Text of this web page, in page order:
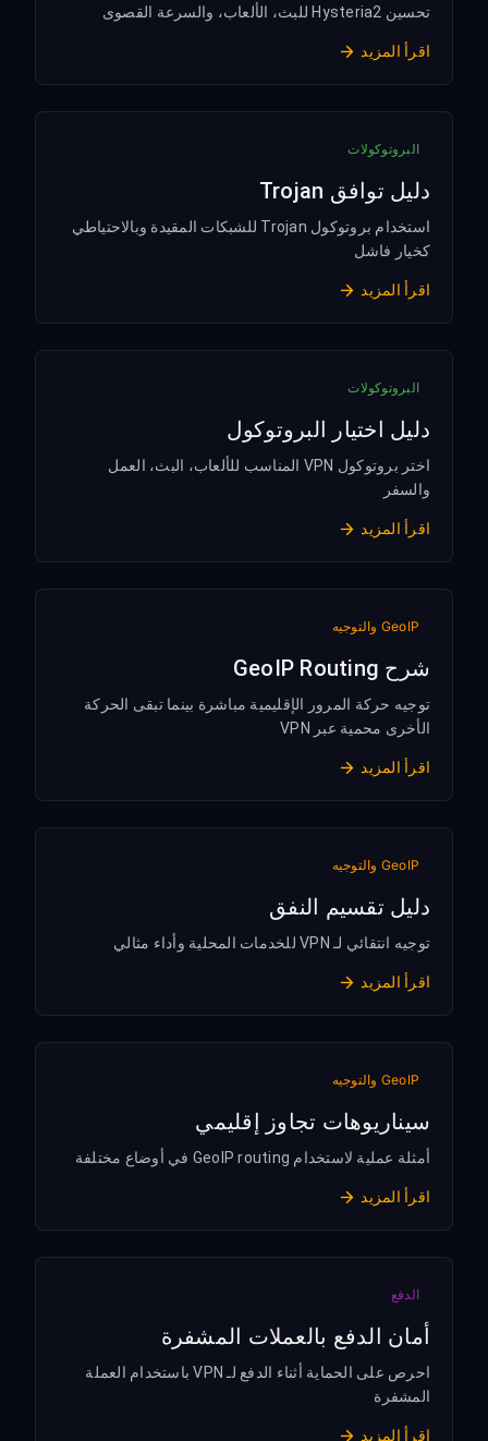
تحسين Hysteria2 للبث، الألعاب، والسرعة القصوى
اقرأ المزيد
البروتوكولات
دليل توافق Trojan
استخدام بروتوكول Trojan للشبكات المقيدة وبالاحتياطي
كخيار فاشل
اقرأ المزيد
البروتوكولات
دليل اختيار البروتوكول
اختر بروتوكول VPN المناسب للألعاب، البث، العمل
والسفر
اقرأ المزيد
GeoIP والتوجيه
شرح GeoIP Routing
توجيه حركة المرور الإقليمية مباشرة بينما تبقى الحركة
الأخرى محمية عبر VPN
اقرأ المزيد
GeoIP والتوجيه
دليل تقسيم النفق
توجيه انتقائي لـ VPN للخدمات المحلية وأداء مثالي
اقرأ المزيد
GeoIP والتوجيه
سيناريوهات تجاوز إقليمي
أمثلة عملية لاستخدام GeoIP routing في أوضاع مختلفة
اقرأ المزيد
الدفع
أمان الدفع بالعملات المشفرة
احرص على الحماية أثناء الدفع لـ VPN باستخدام العملة
المشفرة
اقرأ المزيد